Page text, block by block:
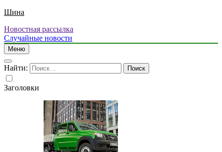
Шина
Новостная рассылка
Случайные новости
Меню
Найти:
Заголовки